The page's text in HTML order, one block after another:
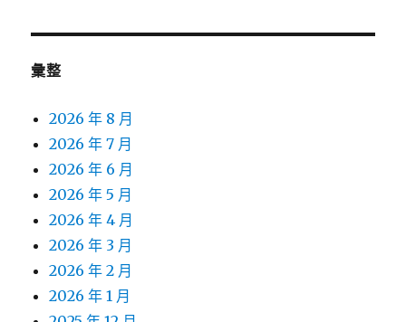
彙整
2026 年 8 月
2026 年 7 月
2026 年 6 月
2026 年 5 月
2026 年 4 月
2026 年 3 月
2026 年 2 月
2026 年 1 月